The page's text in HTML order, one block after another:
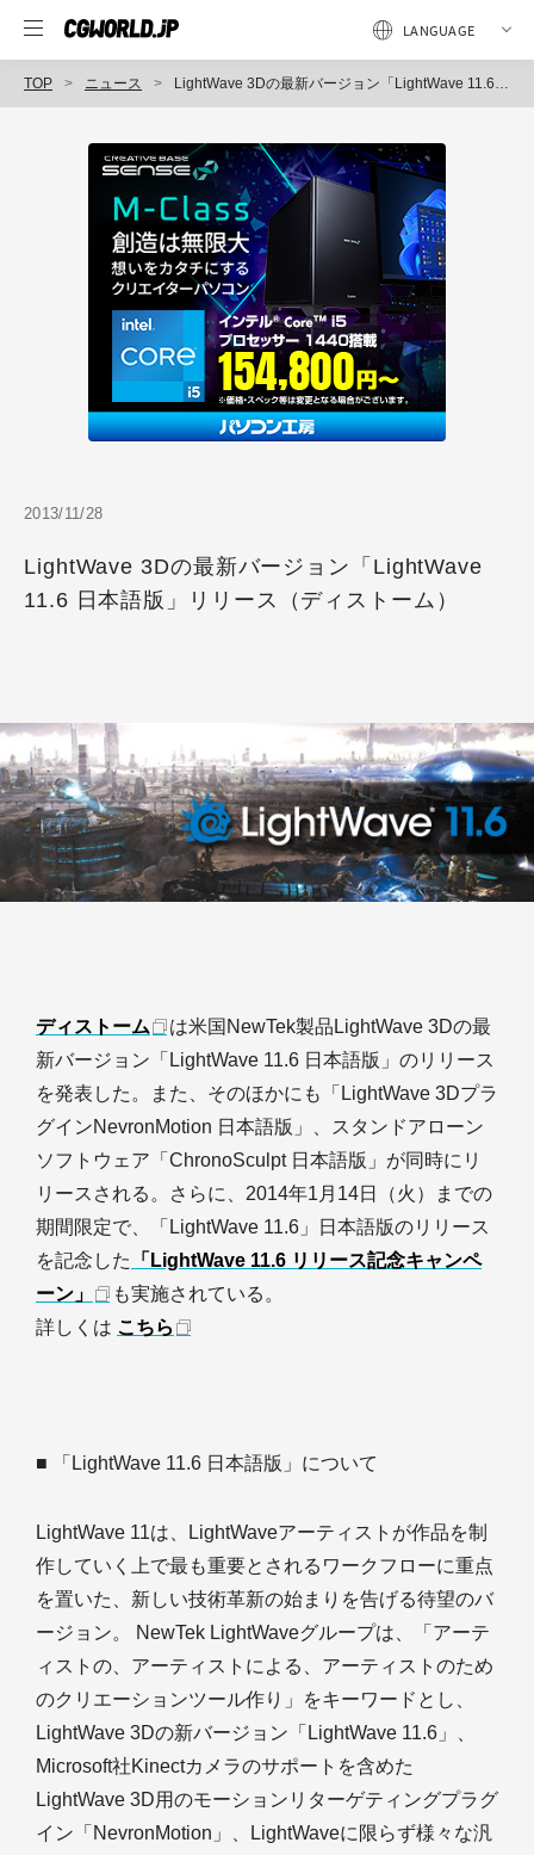
TOP ニュース LightWave 3Dの最新バージョン「LightWave 11.6 日本語版」リリース（ディストーム）
2013/11/28
LightWave 3Dの最新バージョン「LightWave
11.6 日本語版」リリース（ディストーム）
ディストーム
は米国NewTek製品LightWave 3Dの最
新バージョン「LightWave 11.6 日本語版」のリリース
を発表した。また、そのほかにも「LightWave 3Dプラ
グインNevronMotion 日本語版」、スタンドアローン
ソフトウェア「ChronoSculpt 日本語版」が同時にリ
リースされる。さらに、2014年1月14日（火）までの
期間限定で、「LightWave 11.6」日本語版のリリース
を記念した
「LightWave 11.6 リリース記念キャンペ
ーン」
も実施されている。
詳しくは こちら
■ 「LightWave 11.6 日本語版」について
LightWave 11は、LightWaveアーティストが作品を制
作していく上で最も重要とされるワークフローに重点
を置いた、新しい技術革新の始まりを告げる待望のバ
ージョン。 NewTek LightWaveグループは、「アーテ
ィストの、アーティストによる、アーティストのため
のクリエーションツール作り」をキーワードとし、
LightWave 3Dの新バージョン「LightWave 11.6」、
Microsoft社Kinectカメラのサポートを含めた
LightWave 3D用のモーションリターゲティングプラグ
イン「NevronMotion」、LightWaveに限らず様々な汎